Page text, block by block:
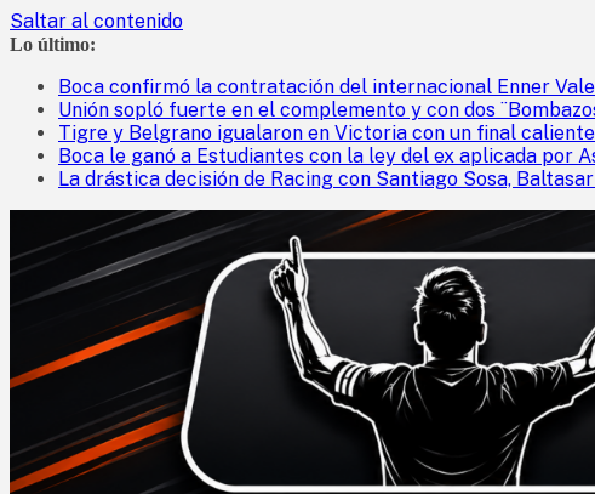
Saltar al contenido
Lo último:
Boca confirmó la contratación del internacional Enner
Unión sopló fuerte en el complemento y con dos
Tigre y Belgrano igualaron en Victoria con un final
Boca le ganó a Estudiantes con la ley del ex aplicada por
La drástica decisión de Racing con Santiago Sosa,